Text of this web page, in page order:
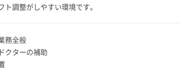
調整がしやすい環境です。
務全般
クターの補助